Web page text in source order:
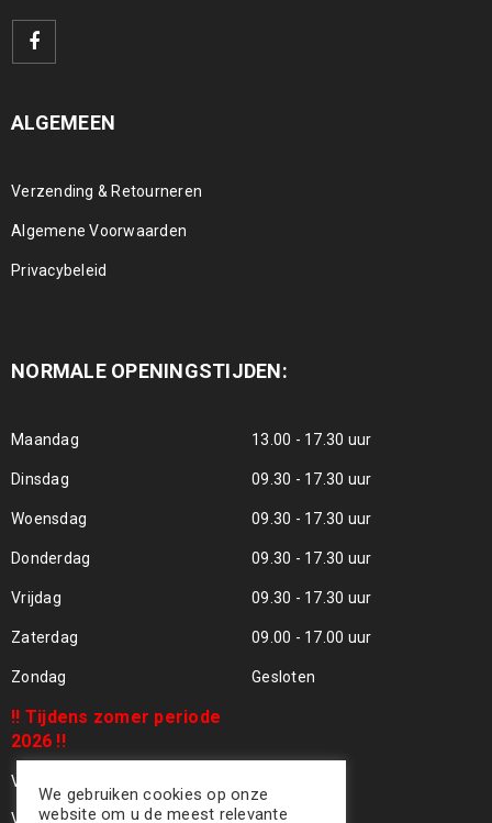
ALGEMEEN
Verzending & Retourneren
Algemene Voorwaarden
Privacybeleid
NORMALE OPENINGSTIJDEN:
Maandag 13.00 - 17.30 uur
Dinsdag 09.30 - 17.30 uur
Woensdag 09.30 - 17.30 uur
Donderdag 09.30 - 17.30 uur
Vrijdag 09.30 - 17.30 uur
Zaterdag 09.00 - 17.00 uur
Zondag Gesloten
!! Tijdens zomer periode
2026 !!
Vrijdag 24 Juli - Gesloten !!
Vrijdag 31 Juli - Gesloten !!
We gebruiken cookies op onze
website om u de meest relevante